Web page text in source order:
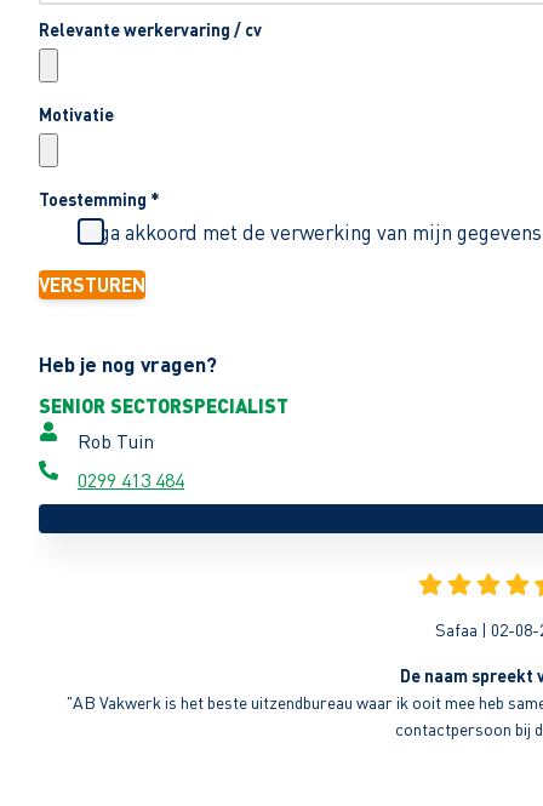
Relevante werkervaring / cv
Motivatie
Toestemming *
Ik ga akkoord met de verwerking van mijn
VERSTUREN
Heb je nog vragen?
SENIOR SECTORSPECIALIST
Rob Tuin
0299 413 484
Safaa | 02-08-
De naam spreekt
"AB Vakwerk is het beste uitzendbureau waar ik ooit mee heb
contactpersoon bij